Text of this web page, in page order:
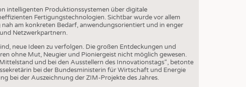
BEKLEIDUNG
TESTS
FAKTEN
STATISTICS
intelligenten Produktionssystemen über digitale
Fertigungstechnologien. Sichtbar wurde vor allem
am konkreten Bedarf, anwendungsorientiert und in enger
Netzwerkpartnern.
neue Ideen zu verfolgen. Die großen Entdeckungen und
ohne Mut, Neugier und Pioniergeist nicht möglich gewesen.
und bei den Ausstellern des Innovationstags“, betonte
bei der Bundesministerin für Wirtschaft und Energie
bei der Auszeichnung der ZIM-Projekte des Jahres.